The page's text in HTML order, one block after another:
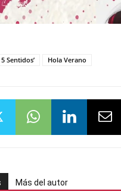
Sentidos’ Hola Verano
Más del autor